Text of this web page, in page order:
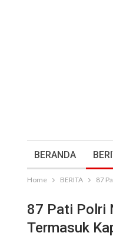
BERANDA
Home BERITA 87
87 Pati Polri
Termasuk